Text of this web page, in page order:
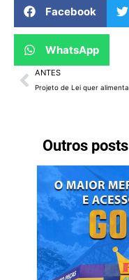
Outros posts
Facebook
WhatsApp
ANTES